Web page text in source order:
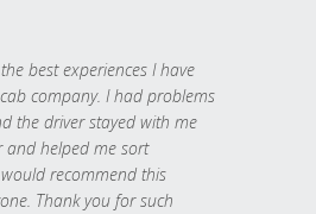
best experiences I have
company. I had problems
the driver stayed with me
helped me sort
recommend this
Thank you for such